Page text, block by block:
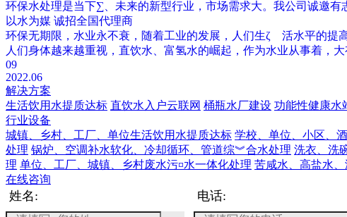
环保水处理是当下∑、未来的新型行业，市场需求大。我公司诚邀
以水为媒 诚招全国代理商
环保无期限，水业永不衰，随着工业的发展，人们生ζ 活水平的提
人们身体越来越重视，直饮水、富氢水的崛起，作为水业从事着，大
09
2022.06
解决方案
生活饮用水提质达标 直饮水入户云联网 桶瓶水厂建设 功能性健康水
行业设备
城镇、乡村、工厂、单位生活饮用水提质达标 学校、单位、小区、
处理 锅炉、空调补水软化、冷却循环、管道综︾合水处理 洗衣、洗
理 单位、工厂、城镇、乡村废水污¤水一体化处理 苦咸水、高盐水
在线咨询
姓名: 电话: